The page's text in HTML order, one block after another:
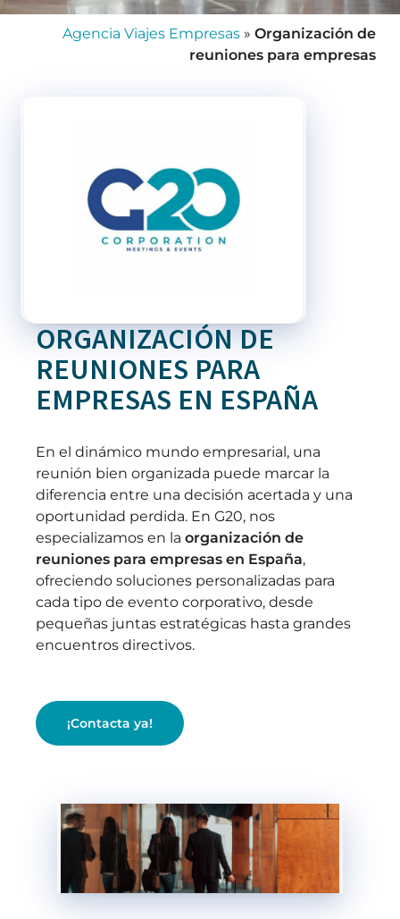
Agencia Viajes Empresas »Organización de
reuniones para empresas
ORGANIZACIÓN DE
REUNIONES PARA
EMPRESAS EN ESPAÑA
En el dinámico mundo empresarial, una
reunión bien organizada puede marcar la
diferencia entre una decisión acertada y una
oportunidad perdida. En G20, nos
especializamos en laorganización de
reuniones para empresas en España,
ofreciendo soluciones personalizadas para
cada tipo de evento corporativo, desde
pequeñas juntas estratégicas hasta grandes
encuentros directivos.
¡Contacta ya!